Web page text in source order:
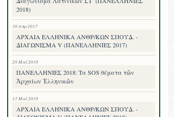
2018)
30 Απρ 2017
ΑΡΧΑΙΑ ΕΛΛΗΝΙΚΑ ΑΝΘΡ/ΚΩΝ ΣΠΟΥΔ. -
ΔΙΑΓΩΝΙΣΜΑ V (ΠΑΝΕΛΛΗΝΙΕΣ 2017)
28 Μαΐ 2018
ΠΑΝΕΛΛΗΝΙΕΣ 2018: Τα SOS θέματα τῶν
Ἀρχαίων Ἑλληνικῶν
13 Μαΐ 2018
ΑΡΧΑΙΑ ΕΛΛΗΝΙΚΑ ΑΝΘΡ/ΚΩΝ ΣΠΟΥΔ. -